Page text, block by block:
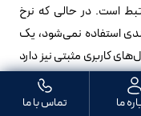
است. در حالی که نرخ
استفاده نمی‌شود، یک
کاربری مثبتی نیز دارد
مرتبط به وب‌سایتما تماس با ما